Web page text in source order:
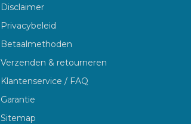
Disclaimer
Privacybeleid
Betaalmethoden
Verzenden & retourneren
Klantenservice / FAQ
Garantie
Sitemap